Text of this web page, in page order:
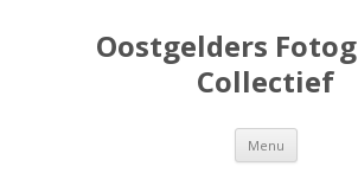
Oostgelders
Collectief
Menu Spring
inhoud